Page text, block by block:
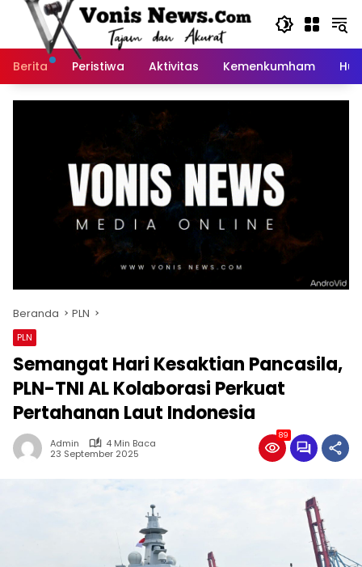
Langsung
Berita
Peristiwa Aktivitas Kemenkumham
Beranda PLN
PLN
Semangat Hari Kesaktian Pancasila,
PLN-TNI AL Kolaborasi Perkuat
Pertahanan Laut Indonesia
Admin
4 Min Baca
23 September 2025
89